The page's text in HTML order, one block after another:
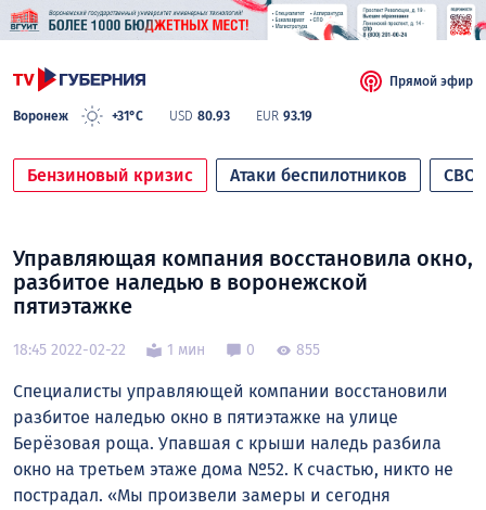
Воронеж +31°C USD 80.93 EUR 93.19
Прямой эфир
Бензиновый кризис Атаки беспилотников СВО
Управляющая компания восстановила окно,
разбитое наледью в воронежской
пятиэтажке
18:45 2022-02-22 1 мин 0 855
Специалисты управляющей компании восстановили
разбитое наледью окно в пятиэтажке на улице
Берёзовая роща. Упавшая с крыши наледь разбила
окно на третьем этаже дома №52. К счастью, никто не
пострадал. «Мы произвели замеры и сегодня